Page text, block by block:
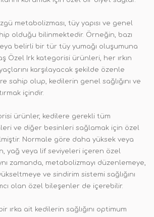
metabolizması, tüy yapısı ve genel
olduğu bilinmektedir. Örneğin, bazı
belirli bir tür tüy yumağı oluşumuna
Özel Irk kategorisi ürünleri, her ırkın
karşılayacak şekilde özenle
sahip olup, kedilerin genel sağlığını ve
içindir.
ürünler, kedilere gerekli tüm
ve diğer besinleri sağlamak için özel
Normale göre daha yüksek veya
yağ veya lif seviyeleri içeren özel
zamanda, metabolizmayı düzenlemeye,
ve sindirim sistemi sağlığını
olan özel bileşenler de içerebilir.
ırka ait kedilerin sağlığını optimum